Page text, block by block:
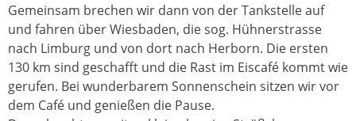
Gemeinsam brechen wir dann von der Tankstelle auf
und fahren über Wiesbaden, die sog. Hühnerstrasse
nach Limburg und von dort nach Herborn. Die ersten
130 km sind geschafft und die Rast im Eiscafé kommt wie
gerufen. Bei wunderbarem Sonnenschein sitzen wir vor
dem Café und genießen die Pause.